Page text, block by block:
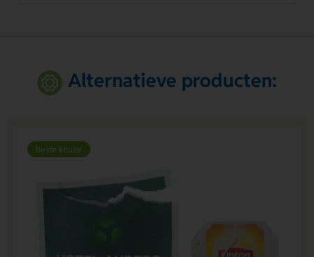
Alternatieve producten:
Beste keuze